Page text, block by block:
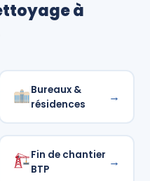
à
Bureaux &
résidences
→
Fin de chantier
BTP
→